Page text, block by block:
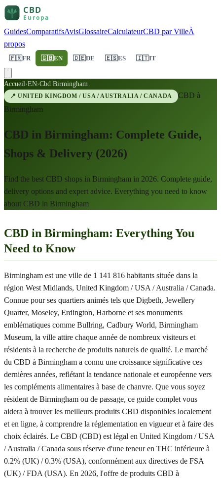
GuidesComparatifsAvisGlossaireCalculateurCBD par VilleÀ
propos
🇫🇷FR 🇬🇧EN 🇩🇪DE 🇪🇸ES 🇮🇹IT
Accueil›EN›Cbd Birmingham
📍UNITED KINGDOM / USA / AUSTRALIA / CANADA
CBD à
Birmingham
CBD in Birmingham: Complete Guide,
Shops & Delivery (2026)
Find the best CBD shops in Birmingham in 2026. Complete guide,
delivery options and expert advice. Everything you need to know
about CBD in Birmingham
CBD in Birmingham: Everything You
Need to Know
Birmingham est une ville de 1 141 816 habitants située dans la
région West Midlands, United Kingdom / USA / Australia / Canada.
Connue pour ses quartiers animés tels que Digbeth, Jewellery
Quarter, Moseley, Erdington, Harborne et ses monuments
emblématiques comme Bullring, Cadbury World, Birmingham
Museum, la ville attire chaque année de nombreux visiteurs et
résidents à la recherche de produits naturels de qualité. Le marché
du CBD à Birmingham a connu une croissance significative ces
dernières années, reflétant la tendance nationale et européenne vers
les compléments alimentaires à base de chanvre. Que vous soyez
résident de Birmingham ou de passage, ce guide complet vous
aidera à trouver les meilleurs produits CBD disponibles localement
et en ligne, à comprendre la réglementation en vigueur et à faire des
choix éclairés. Le CBD (CBD) est légal en United Kingdom / USA
/ Australia / Canada sous réserve d'une teneur en THC inférieure à
0.2% (UK) / 0.3% (USA), conformément aux directives de FSA
(UK) / FDA (USA). En 2026, l'offre de produits CBD à